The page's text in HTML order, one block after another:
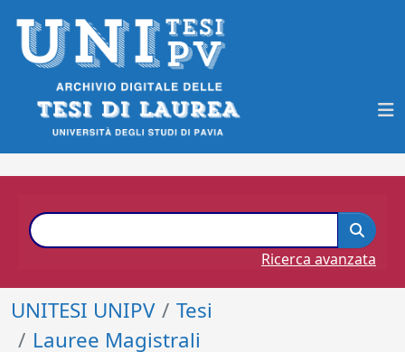
Ricerca avanzata
UNITESI UNIPV
Tesi
Lauree Magistrali